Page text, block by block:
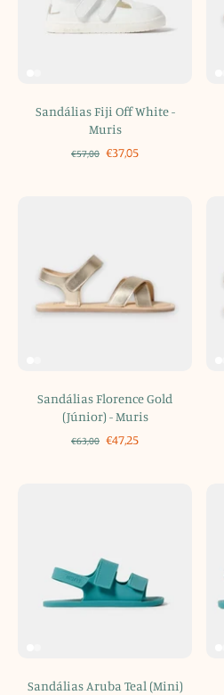
Sandálias Fiji Off White -
Muris
€57,00 €37,05
Sandálias Florence Gold
(Júnior) - Muris
€63,00 €47,25
Sandálias Aruba Teal (Mini)